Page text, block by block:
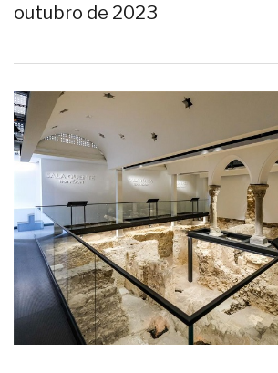
outubro de 2023